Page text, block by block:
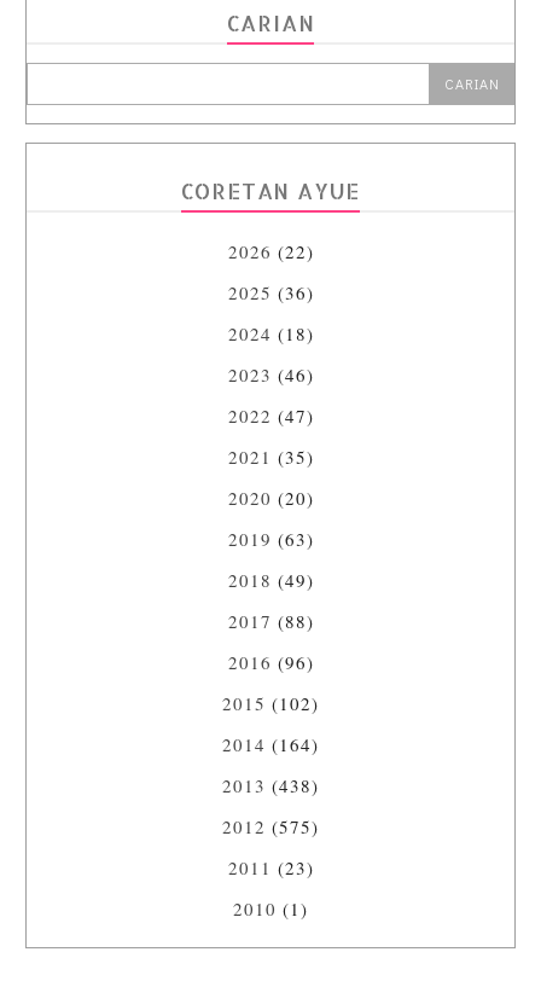
CARIAN
CORETAN AYUE
2026 (22)
2025 (36)
2024 (18)
2023 (46)
2022 (47)
2021 (35)
2020 (20)
2019 (63)
2018 (49)
2017 (88)
2016 (96)
2015 (102)
2014 (164)
2013 (438)
2012 (575)
2011 (23)
2010 (1)